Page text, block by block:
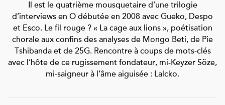
Il est le quatrième mousquetaire d’une trilogie
d’interviews en O débutée en 2008 avec Gueko, Despo
et Esco. Le fil rouge ? « La cage aux lions », poétisation
chorale aux confins des analyses de Mongo Beti, de Pie
Tshibanda et de 25G. Rencontre à coups de mots-clés
avec l’hôte de ce rugissement fondateur, mi-Keyzer Söze,
mi-saigneur à l’âme aiguisée : Lalcko.